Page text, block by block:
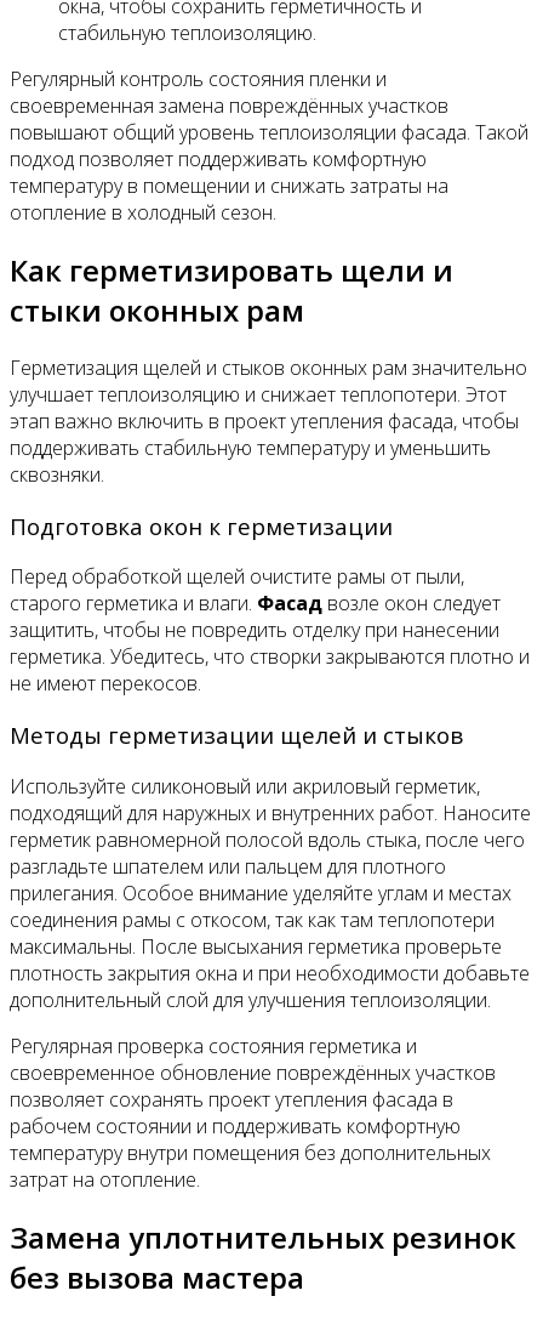
окна, чтобы сохранить герметичность и
стабильную теплоизоляцию.
Регулярный контроль состояния пленки и
своевременная замена повреждённых участков
повышают общий уровень теплоизоляции фасада. Такой
подход позволяет поддерживать комфортную
температуру в помещении и снижать затраты на
отопление в холодный сезон.
Как герметизировать щели и
стыки оконных рам
Герметизация щелей и стыков оконных рам значительно
улучшает теплоизоляцию и снижает теплопотери. Этот
этап важно включить в проект утепления фасада, чтобы
поддерживать стабильную температуру и уменьшить
сквозняки.
Подготовка окон к герметизации
Перед обработкой щелей очистите рамы от пыли,
старого герметика и влаги. Фасад возле окон следует
защитить, чтобы не повредить отделку при нанесении
герметика. Убедитесь, что створки закрываются плотно и
не имеют перекосов.
Методы герметизации щелей и стыков
Используйте силиконовый или акриловый герметик,
подходящий для наружных и внутренних работ. Наносите
герметик равномерной полосой вдоль стыка, после чего
разгладьте шпателем или пальцем для плотного
прилегания. Особое внимание уделяйте углам и местах
соединения рамы с откосом, так как там теплопотери
максимальны. После высыхания герметика проверьте
плотность закрытия окна и при необходимости добавьте
дополнительный слой для улучшения теплоизоляции.
Регулярная проверка состояния герметика и
своевременное обновление повреждённых участков
позволяет сохранять проект утепления фасада в
рабочем состоянии и поддерживать комфортную
температуру внутри помещения без дополнительных
затрат на отопление.
Замена уплотнительных резинок
без вызова мастера